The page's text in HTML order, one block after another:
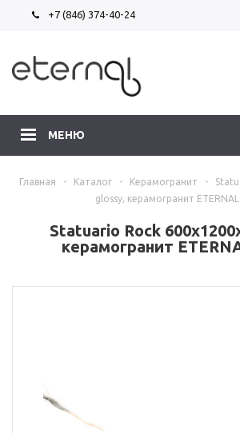
+7 (846) 374-40-24
МЕНЮ
Главная - Каталог - Керамогранит -
glossy, керамогранит ETERNAL
Statuario Rock
керамогранит